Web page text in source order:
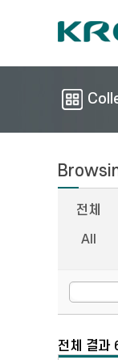
전체
All
전체 결과